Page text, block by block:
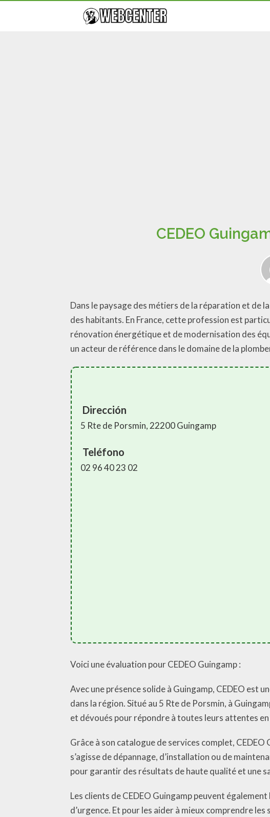
CEDEO
Dans le paysage des métiers de la réparation et de
des habitants. En France, cette profession est
rénovation énergétique et de modernisation des
un acteur de référence dans le domaine de la
Dirección
5 Rte de Porsmin, 22200 Guingamp
Teléfono
02 96 40 23 02
Voici une évaluation pour CEDEO Guingamp :
Avec une présence solide à Guingamp, CEDEO est
dans la région. Situé au 5 Rte de Porsmin, à
et dévoués pour répondre à toutes leurs attentes
Grâce à son catalogue de services complet,
s’agisse de dépannage, d’installation ou de
pour garantir des résultats de haute qualité et une
Les clients de CEDEO Guingamp peuvent
d’urgence. Et pour les aider à mieux comprendre